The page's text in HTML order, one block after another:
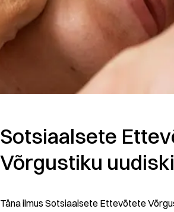
Sotsiaalsete
Võrgustiku
Täna ilmus Sotsiaalsete Ettevõtete